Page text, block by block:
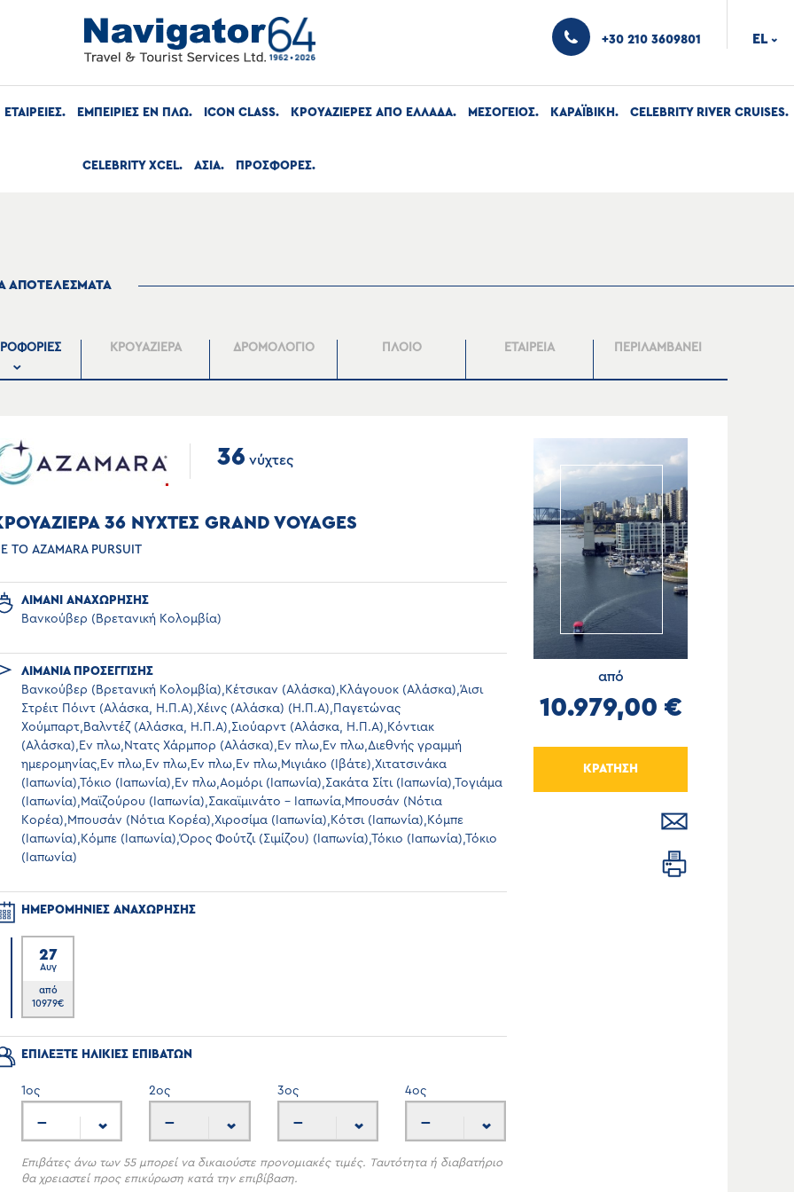
+30 210 3609801 EL ›
ΕΤΑΙΡΕΙΕΣ ΕΜΠΕΙΡΙΕΣ ΕΝ ΠΛΩ ICON CLASS ΚΡΟΥΑΖΙΕΡΕΣ ΑΠΟ ΕΛΛΑΔΑ ΜΕΣΟΓΕΙΟΣ ΚΑΡΑΪΒΙΚΗ CELEBRITY RIVER CRUISES
CELEBRITY XCEL ΑΣΙΑ ΠΡΟΣΦΟΡΕΣ
ΑΠΟΤΕΛΕΣΜΑΤΑ
ΚΡΟΥΑΖΙΕΡΑ ΔΡΟΜΟΛΟΓΙΟ ΠΛΟΙΟ ΕΤΑΙΡΕΙΑ ΠΕΡΙΛΑΜΒΑΝΕΙ
36 νύχτες
36 ΝΥΧΤΕΣ GRAND VOYAGES
ΤΟ AZAMARA PURSUIT
ΛΙΜΑΝΙ ΑΝΑΧΩΡΗΣΗΣ
Βανκούβερ (Βρετανική Κολομβία)
ΛΙΜΑΝΙΑ ΠΡΟΣΕΓΓΙΣΗΣ
Βανκούβερ (Βρετανική Κολομβία),Κέτσικαν (Αλάσκα),Κλάγουοκ (Αλάσκα),Άισι
Στρέιτ Πόιντ (Αλάσκα, H.Π.Α),Χέινς (Αλάσκα) (Η.Π.Α),Παγετώνας
Χούμπαρτ,Βαλντέζ (Αλάσκα, Η.Π.Α),Σιούαρντ (Αλάσκα, Η.Π.Α),Κόντιακ
(Αλάσκα),Εν πλω,Ντατς Χάρμπορ (Αλάσκα),Εν πλω,Εν πλω,Διεθνής γραμμή
ημερομηνίας,Εν πλω,Εν πλω,Εν πλω,Εν πλω,Μιγιάκο (Ιβάτε),Χιτατσινάκα
(Ιαπωνία),Τόκιο (Ιαπωνία),Εν πλω,Αομόρι (Ιαπωνία),Σακάτα Σίτι (Ιαπωνία),Τογιάμα
(Ιαπωνία),Μαϊζούρου (Ιαπωνία),Σακαϊμινάτο - Ιαπωνία,Μπουσάν (Νότια
Κορέα),Μπουσάν (Νότια Κορέα),Χιροσίμα (Ιαπωνία),Κότσι (Ιαπωνία),Κόμπε
(Ιαπωνία),Κόμπε (Ιαπωνία),Όρος Φούτζι (Σιμίζου) (Ιαπωνία),Τόκιο (Ιαπωνία),Τόκιο
(Ιαπωνία)
ΗΜΕΡΟΜΗΝΙΕΣ ΑΝΑΧΩΡΗΣΗΣ
27
Αυγ
από
10979€
ΕΠΙΛΕΞΤΕ ΗΛΙΚΙΕΣ ΕΠΙΒΑΤΩΝ
1ος
---
2ος
---
3ος
---
4ος
---
Επιβάτες άνω των 55 μπορεί να δικαιούστε προνομιακές τιμές. Ταυτότητα ή διαβατήριο
θα χρειαστεί προς επικύρωση κατά την επιβίβαση.
από
10.979,00 €
ΚΡΑΤΗΣΗ